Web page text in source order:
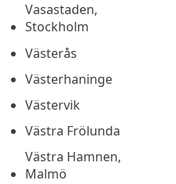
Vasastaden,
Stockholm
Västerås
Västerhaninge
Västervik
Västra Frölunda
Västra Hamnen,
Malmö